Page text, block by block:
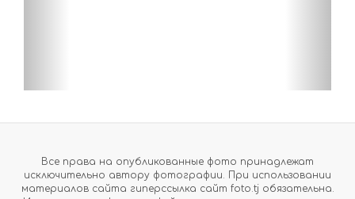
Все права на опубликованные фото принадлежат
исключительно автору фотографии. При использовании
материалов сайта гиперссылка сайт foto.tj обязательна.